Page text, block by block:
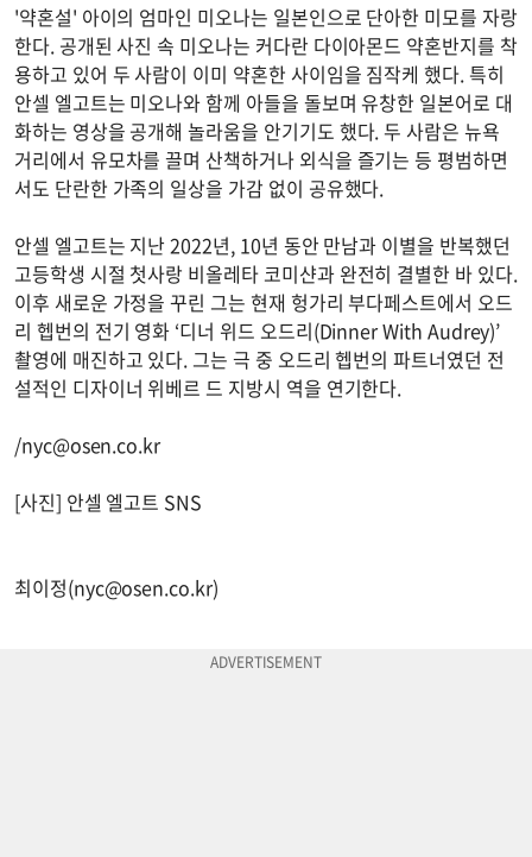
'약혼설' 아이의 엄마인 미오나는 일본인으로 단아한 미모를 자랑
한다. 공개된 사진 속 미오나는 커다란 다이아몬드 약혼반지를 착
용하고 있어 두 사람이 이미 약혼한 사이임을 짐작케 했다. 특히
안셀 엘고트는 미오나와 함께 아들을 돌보며 유창한 일본어로 대
화하는 영상을 공개해 놀라움을 안기기도 했다. 두 사람은 뉴욕
거리에서 유모차를 끌며 산책하거나 외식을 즐기는 등 평범하면
서도 단란한 가족의 일상을 가감 없이 공유했다.
안셀 엘고트는 지난 2022년, 10년 동안 만남과 이별을 반복했던
고등학생 시절 첫사랑 비올레타 코미샨과 완전히 결별한 바 있다.
이후 새로운 가정을 꾸린 그는 현재 헝가리 부다페스트에서 오드
리 헵번의 전기 영화 ‘디너 위드 오드리(Dinner With Audrey)’
촬영에 매진하고 있다. 그는 극 중 오드리 헵번의 파트너였던 전
설적인 디자이너 위베르 드 지방시 역을 연기한다.
/nyc@osen.co.kr
[사진] 안셀 엘고트 SNS
최이정(nyc@osen.co.kr)